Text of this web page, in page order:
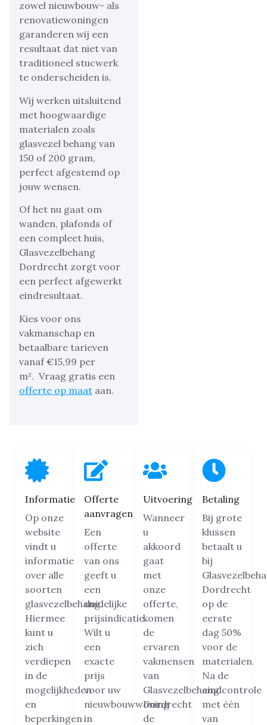
zowel nieuwbouw- als
renovatiewoningen
garanderen wij een
resultaat dat niet van
traditioneel stucwerk
te onderscheiden is.
Wij werken uitsluitend
met hoogwaardige
materialen zoals
glasvezel behang van
150 of 200 gram,
perfect afgestemd op
jouw wensen.
Of het nu gaat om
wanden, plafonds of
een compleet huis,
Glasvezelbehang
Dordrecht zorgt voor
een perfect afgewerkt
eindresultaat.
Kies voor ons
vakmanschap en
betaalbare tarieven
vanaf €15,99 per
m². Vraag gratis een
offerte op maat aan.
Informatie
Op onze
website
vindt u
informatie
over alle
soorten
glasvezelbehang.
Hiermee
kunt u
zich
verdiepen
in de
mogelijkheden
en
beperkingen
Offerte
aanvragen
Een
offerte
van ons
geeft u
een
duidelijke
prijsindicatie.
Wilt u
een
exacte
prijs
voor uw
nieuwbouwwoning
in
Uitvoering
Wanneer
u
akkoord
gaat
met
onze
offerte,
komen
de
ervaren
vakmensen
van
Glasvezelbehang
Dordrecht
de
Betaling
Bij grote
klussen
betaalt u
bij
Dordrecht
op de
eerste
dag 50%
voor de
materialen.
Na de
eindcontrole
met één
van